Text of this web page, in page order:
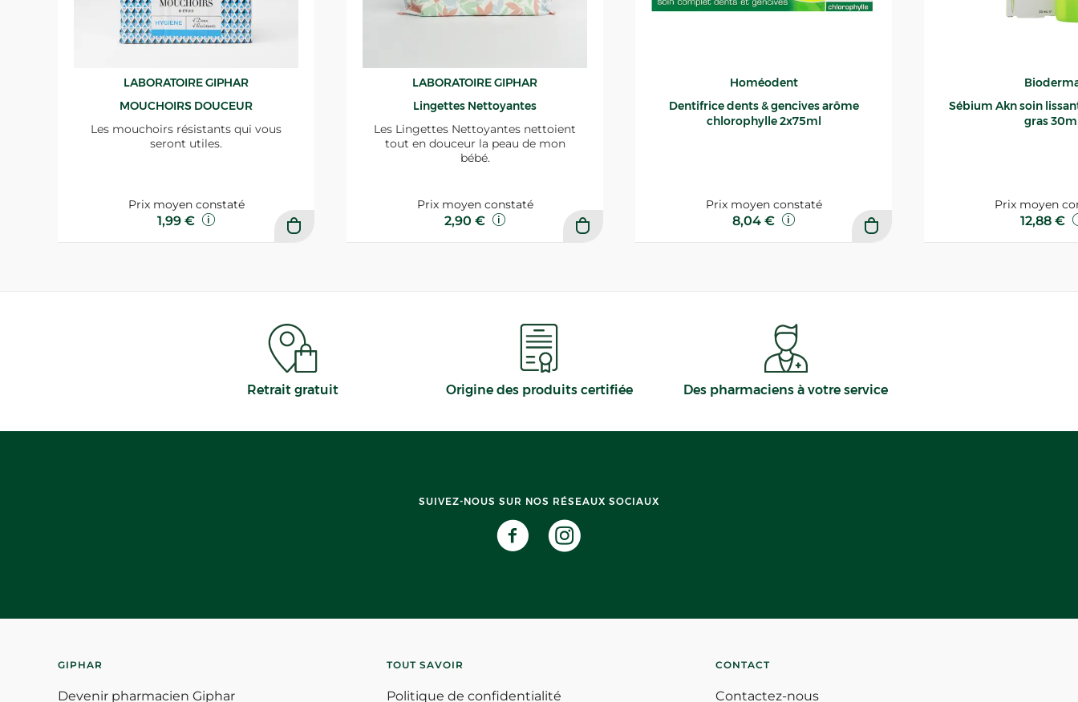
LABORATOIRE GIPHAR
MOUCHOIRS DOUCEUR
Les mouchoirs résistants qui vous
seront utiles.
Prix moyen constaté
1,99 €
LABORATOIRE GIPHAR
Lingettes Nettoyantes
Les Lingettes Nettoyantes nettoient
tout en douceur la peau de mon
bébé.
Prix moyen constaté
2,90 €
Homéodent
Dentifrice dents & gencives arôme
chlorophylle 2x75ml
Prix moyen constaté
8,04 €
Sébium Akn soin lissant
gras
Prix moyen
12,88 €
Retrait gratuit Origine des produits certifiée Des pharmaciens à votre service
SUIVEZ-NOUS SUR NOS RÉSEAUX SOCIAUX
GIPHAR
Devenir pharmacien Giphar
TOUT SAVOIR
Politique de confidentialité
CONTACT
Contactez-nous